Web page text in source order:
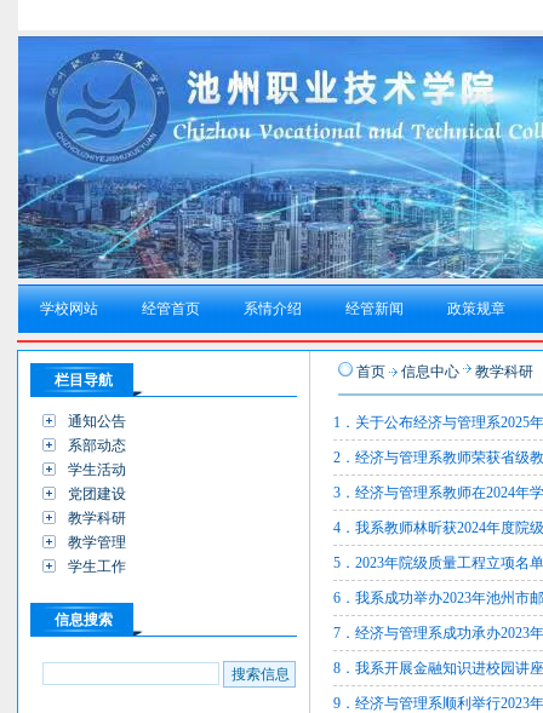
学校网站 经管首页 系情介绍 经管新闻 政策规章
栏目导航
通知公告
系部动态
学生活动
党团建设
教学科研
教学管理
学生工作
信息搜索
首页 信息中心 教学科研
1．关于公布经济与管理系2025
2．经济与管理系教师荣获省级
3．经济与管理系教师在2024年
4．我系教师林昕获2024年度院
5．2023年院级质量工程立项名单
6．我系成功举办2023年池州市
7．经济与管理系成功承办2023
8．我系开展金融知识进校园讲座
9．经济与管理系顺利举行2023